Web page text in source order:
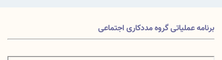
برنامه عملیاتی گروه مددکاری اجتماعی